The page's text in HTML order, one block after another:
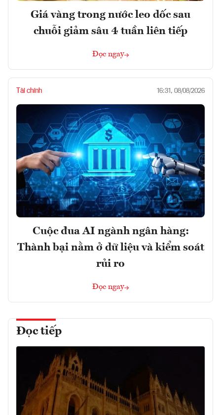
Giá vàng trong nước leo dốc sau
chuỗi giảm sâu 4 tuần liên tiếp
Đọc ngay
Tài chính 16:31, 08/08/2026
Cuộc đua AI ngành ngân hàng:
Thành bại nằm ở dữ liệu và kiểm soát
rủi ro
Đọc ngay
Đọc tiếp